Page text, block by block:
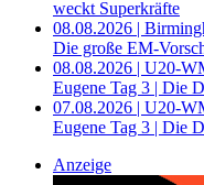
weckt Superkräfte
08.08.2026 |
Die große EM-
08.08.2026 | U20-
Eugene Tag 3 | Die
07.08.2026 | U20-
Eugene Tag 3 | Die
Anzeige